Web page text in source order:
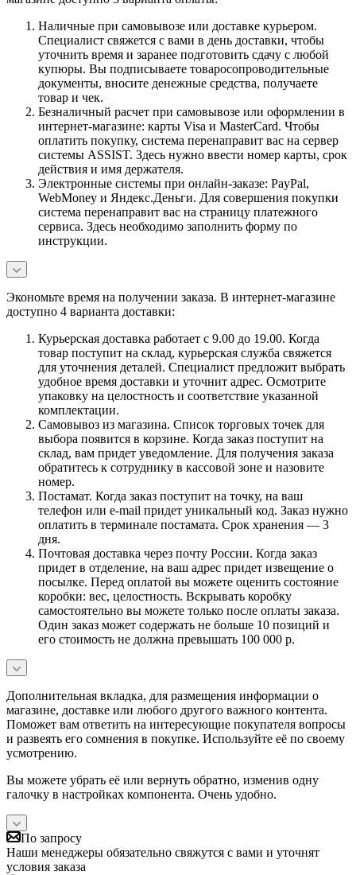
Наличные при самовывозе или доставке курьером.
Специалист свяжется с вами в день доставки, чтобы
уточнить время и заранее подготовить сдачу с любой
купюры. Вы подписываете товаросопроводительные
документы, вносите денежные средства, получаете
товар и чек.
Безналичный расчет при самовывозе или оформлении в
интернет-магазине: карты Visa и MasterCard. Чтобы
оплатить покупку, система перенаправит вас на сервер
системы ASSIST. Здесь нужно ввести номер карты, срок
действия и имя держателя.
Электронные системы при онлайн-заказе: PayPal,
WebMoney и Яндекс.Деньги. Для совершения покупки
система перенаправит вас на страницу платежного
сервиса. Здесь необходимо заполнить форму по
инструкции.
Экономьте время на получении заказа. В интернет-магазине
доступно 4 варианта доставки:
Курьерская доставка работает с 9.00 до 19.00. Когда
товар поступит на склад, курьерская служба свяжется
для уточнения деталей. Специалист предложит выбрать
удобное время доставки и уточнит адрес. Осмотрите
упаковку на целостность и соответствие указанной
комплектации.
Самовывоз из магазина. Список торговых точек для
выбора появится в корзине. Когда заказ поступит на
склад, вам придет уведомление. Для получения заказа
обратитесь к сотруднику в кассовой зоне и назовите
номер.
Постамат. Когда заказ поступит на точку, на ваш
телефон или e-mail придет уникальный код. Заказ нужно
оплатить в терминале постамата. Срок хранения — 3
дня.
Почтовая доставка через почту России. Когда заказ
придет в отделение, на ваш адрес придет извещение о
посылке. Перед оплатой вы можете оценить состояние
коробки: вес, целостность. Вскрывать коробку
самостоятельно вы можете только после оплаты заказа.
Один заказ может содержать не больше 10 позиций и
его стоимость не должна превышать 100 000 р.
Дополнительная вкладка, для размещения информации о
магазине, доставке или любого другого важного контента.
Поможет вам ответить на интересующие покупателя вопросы
и развеять его сомнения в покупке. Используйте её по своему
усмотрению.
Вы можете убрать её или вернуть обратно, изменив одну
галочку в настройках компонента. Очень удобно.
По запросу
Наши менеджеры обязательно свяжутся с вами и уточнят
условия заказа